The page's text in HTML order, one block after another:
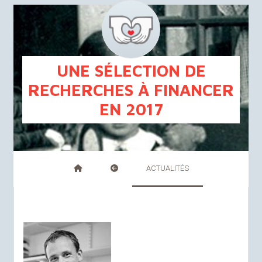
FR NL
UNE SÉLECTION DE
RECHERCHES À FINANCER
EN 2017
ACTUALITÉS